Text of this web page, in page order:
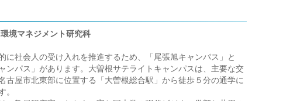
境マネジメント研究科
に社会人の受け入れを推進するため、「尾張旭キャンパス」と
ンパス」があります。大曽根サテライトキャンパスは、主要な交
古屋市北東部に位置する「大曽根総合駅」から徒歩５分の通学に
。